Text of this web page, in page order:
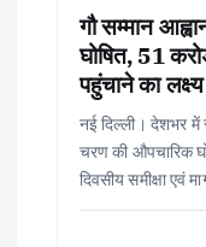
गौ सम्मान
घोषित, 51
पहुंचाने का लक्ष्य
नई दिल्ली। देशभर में
चरण की औपचारिक
दिवसीय समीक्षा एवं